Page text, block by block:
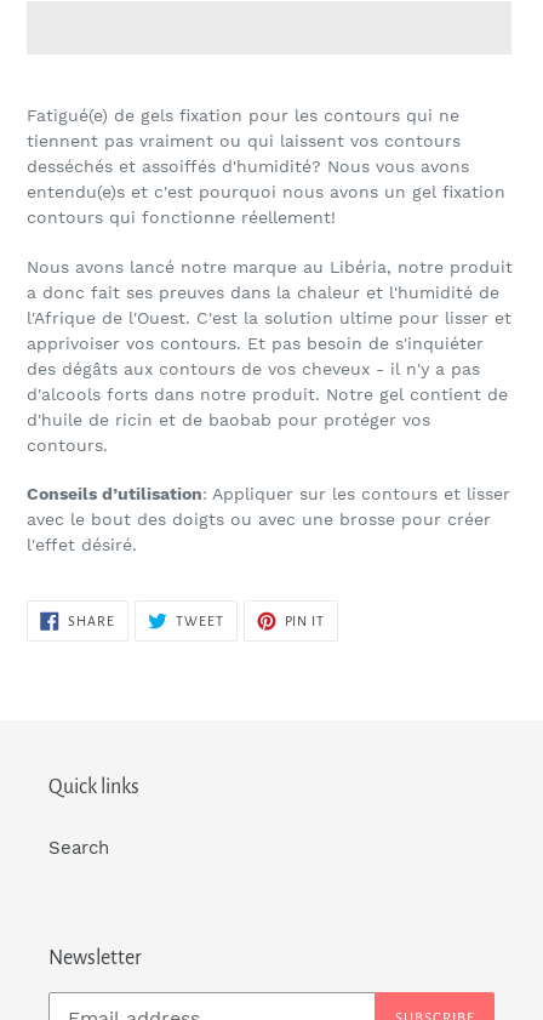
Fatigué(e) de gels fixation pour les contours qui ne
tiennent pas vraiment ou qui laissent vos contours
desséchés et assoiffés d'humidité? Nous vous avons
entendu(e)s et c'est pourquoi nous avons un gel fixation
contours qui fonctionne réellement!
Nous avons lancé notre marque au Libéria, notre produit
a donc fait ses preuves dans la chaleur et l'humidité de
l'Afrique de l'Ouest. C'est la solution ultime pour lisser et
apprivoiser vos contours. Et pas besoin de s'inquiéter
des dégâts aux contours de vos cheveux - il n'y a pas
d'alcools forts dans notre produit. Notre gel contient de
d'huile de ricin et de baobab pour protéger vos
contours.
Conseils d’utilisation: Appliquer sur les contours et lisser
avec le bout des doigts ou avec une brosse pour créer
l'effet désiré.
SHARESHARE
TWEETTWEET
PIN IT
Quick links
Search
Newsletter